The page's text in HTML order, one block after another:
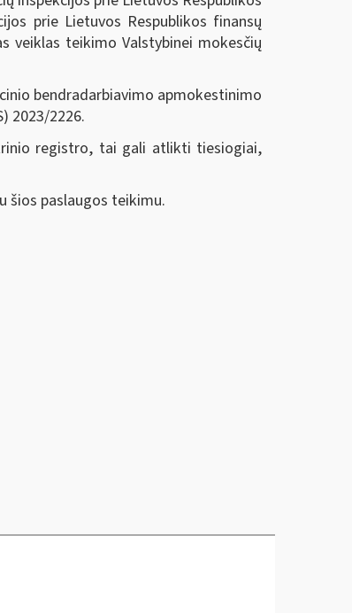
prie Lietuvos Respublikos finansų
veiklas teikimo Valstybinei mokesčių
bendradarbiavimo apmokestinimo
2023/2226.
registro, tai gali atlikti tiesiogiai,
paslaugos teikimu.